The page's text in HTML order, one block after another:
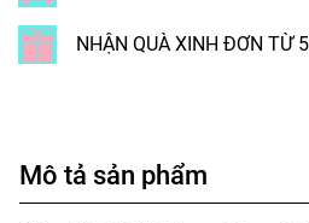
NHẬN QUÀ XINH ĐƠN TỪ
Mô tả sản phẩm